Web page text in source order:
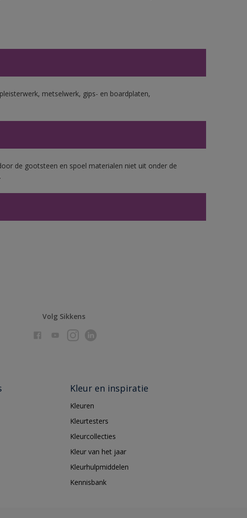
metselwerk, gips- en boardplaten,
de gootsteen en spoel materialen niet uit onder de
Volg Sikkens
Kleur en inspiratie
Kleuren
Kleurtesters
Kleurcollecties
Kleur van het jaar
Kleurhulpmiddelen
Kennisbank